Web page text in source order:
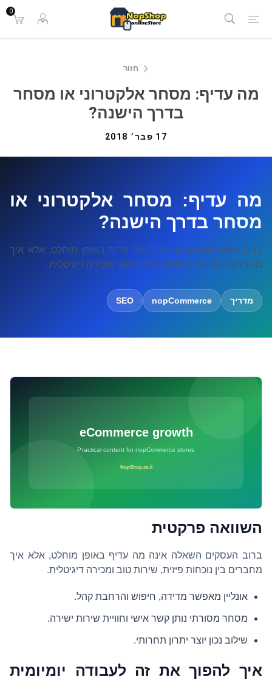
0
חזור
מה עדיף: מסחר אלקטרוני או מסחר
בדרך הישנה?
17 פבר׳ 2018
מה עדיף: מסחר אלקטרוני או
מסחר בדרך הישנה?
ברוב העסקים השאלה אינה מה עדיף באופן מוחלט, אלא איך
מחברים בין נוכחות פיזית, שירות טוב ומכירה דיגיטלית.
מדריך nopCommerce
SEO
השוואה פרקטית
ברוב העסקים השאלה אינה מה עדיף באופן מוחלט, אלא איך
מחברים בין נוכחות פיזית, שירות טוב ומכירה דיגיטלית.
אונליין מאפשר מדידה, חיפוש והרחבת קהל.
מסחר מסורתי נותן קשר אישי וחוויית שירות ישירה.
שילוב נכון יוצר יתרון תחרותי.
איך להפוך את זה לעבודה יומיומית